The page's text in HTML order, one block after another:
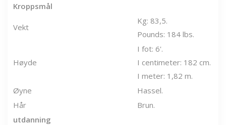
Kroppsmål
Vekt
Kg: 83,5.
Pounds: 184 lbs.
Høyde
I fot: 6'.
I centimeter: 182 cm.
I meter: 1,82 m.
Øyne
Hassel.
Hår
Brun.
utdanning